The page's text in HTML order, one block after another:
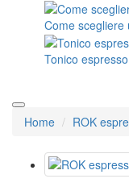
Come scegliere
Tonico
Home ROK